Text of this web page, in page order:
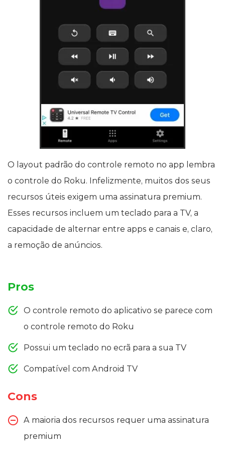
O layout padrão do controle remoto no app lembra
o controle do Roku. Infelizmente, muitos dos seus
recursos úteis exigem uma assinatura premium.
Esses recursos incluem um teclado para a TV, a
capacidade de alternar entre apps e canais e, claro,
a remoção de anúncios.
Pros
O controle remoto do aplicativo se parece com
o controle remoto do Roku
Possui um teclado no ecrã para a sua TV
Compatível com Android TV
Cons
A maioria dos recursos requer uma assinatura
premium